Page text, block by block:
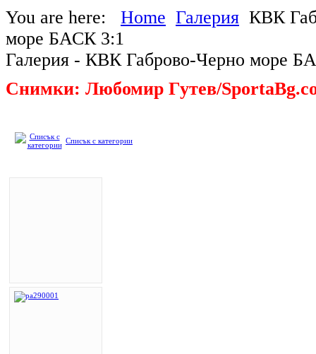
You are here: Home Галерия КВК
море БАСК 3:1
Галерия - КВК Габрово-Черно море
Снимки: Любомир Гутев/
Списък с категории